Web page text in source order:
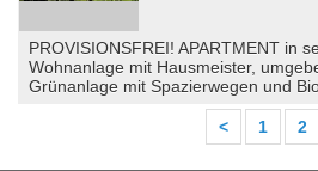
PROVISIONSFREI! APARTMENT in
Wohnanlage mit Hausmeister,
Grünanlage mit Spazierwegen und
< 1 2